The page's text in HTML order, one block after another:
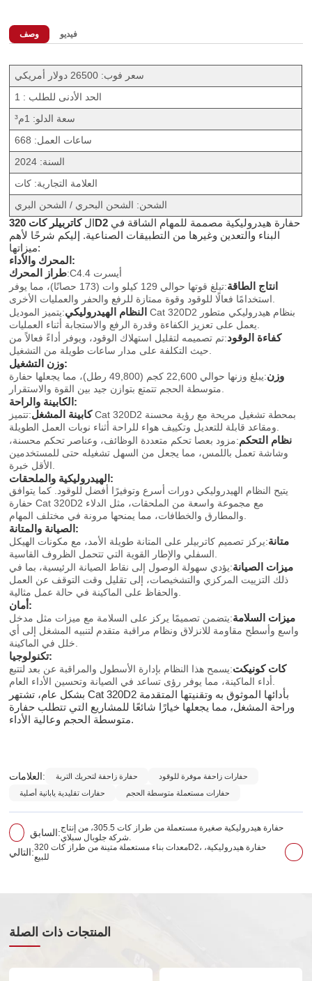
وصف فيديو
سعر فوب: 26500 دولار أمريكي
الحد الأدنى للطلب : 1
سعة الدلو: 1م³
ساعات العمل: 668
السنة: 2024
العلامة التجارية: كات
الشحن: الشحن البحري / الشحن البري
الكاتربيلر كات 320D2
البناء والتعدين وغيرها من التطبيقات الصناعية. إليكم شرحًا لأهم
ميزاتها:
المحرك والأداء:
طراز المحرك
:C4.4 أيسرت
انتاج الطاقة
:تبلغ قوتها حوالي 129 كيلو وات (173 حصانًا)، مما يوفر
استخدامًا فعالًا للوقود وقوة ممتازة للرفع والحفر والعمليات الأخرى.
النظام الهيدروليكي:يتميز الموديل Cat 320D2 بنظام هيدروليكي متطور
يعمل على تعزيز الكفاءة وقدرة الرفع والاستجابة أثناء العمليات.
كفاءة الوقود:تم تصميمه لتقليل استهلاك الوقود، ويوفر أداءً فعالاً من
حيث التكلفة على مدار ساعات طويلة من التشغيل.
وزن التشغيل:
وزن
:يبلغ وزنها حوالي 22,600 كجم (49,800 رطل)، مما يجعلها حفارة
متوسطة الحجم تتمتع بتوازن جيد بين القوة والاستقرار.
الكابينة والراحة:
كابينة المشغل:تتميز Cat 320D2 بمحطة تشغيل مريحة مع رؤية محسنة
ومقاعد قابلة للتعديل وتكييف هواء للراحة أثناء نوبات العمل الطويلة.
نظام التحكم:مزود بعصا تحكم متعددة الوظائف، وعناصر تحكم محسنة،
وشاشة تعمل باللمس، مما يجعل من السهل تشغيله حتى للمستخدمين
الأقل خبرة.
الهيدروليكية والملحقات:
يتيح النظام الهيدروليكي دورات أسرع وتوفيرًا أفضل للوقود. كما يتوافق
حفارة Cat 320D2 مع مجموعة واسعة من الملحقات، مثل الدلاء
والمطارق والخطافات، مما يمنحها مرونة في مختلف المهام.
الصيانة والمتانة:
متانة:يركز تصميم كاتربيلر على المتانة طويلة الأمد، مع مكونات الهيكل
السفلي والإطار القوية التي تتحمل الظروف القاسية.
ميزات الصيانة:يؤدي سهولة الوصول إلى نقاط الصيانة الرئيسية، بما في
ذلك التزييت المركزي والتشخيصات، إلى تقليل وقت التوقف عن العمل
والحفاظ على الماكينة في حالة عمل مثالية.
أمان:
ميزات السلامة:يتضمن تصميمًا يركز على السلامة مع ميزات مثل مدخل
واسع وأسطح مقاومة للانزلاق ونظام مراقبة متقدم لتنبيه المشغل إلى أي
خلل في الماكينة.
تكنولوجيا:
كات كونيكت:يسمح هذا النظام بإدارة الأسطول والمراقبة عن بعد لتتبع
أداء الماكينة، مما يوفر رؤى تساعد في الصيانة وتحسين الأداء العام.
بشكل عام، تشتهر Cat 320D2 بأدائها الموثوق به وتقنيتها المتقدمة
وراحة المشغل، مما يجعلها خيارًا شائعًا للمشاريع التي تتطلب حفارة
متوسطة الحجم وعالية الأداء.
العلامات: حفارة زاحفة لتحريك التربة
حفارات زاحفة موفرة للوقود
حفارات تقليدية يابانية أصلية
حفارات مستعملة متوسطة الحجم
السابق:حفارة هيدروليكية صغيرة مستعملة من طراز كات 305.5، من إنتاج
شركة جلوبال سبلاي.
التالي:معدات بناء مستعملة متينة من طراز كات 320D2، حفارة هيدروليكية،
للبيع
المنتجات ذات الصلة